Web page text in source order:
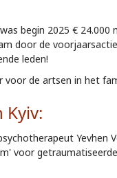
begin 2025 € 24.000
door de
leden!
de artsen in het
Kyiv:
Yevhen
voor